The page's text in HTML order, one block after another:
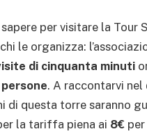
per visitare la Tour
le organizza:
di cinquanta minuti
persone. A raccontarvi
di questa torre saranno
la tariffa piena ai 8€